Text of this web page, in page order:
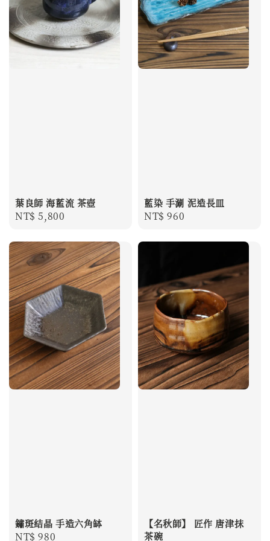
葉良師 海藍流 茶壺
Regular
NT$ 5,800
藍染 手涮 泥造長皿
Regular
NT$ 960
鏽斑結晶 手造六角缽
Regular
NT$ 980
【名秋師】 匠作 唐津抹
茶碗